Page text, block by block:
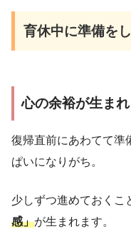
育休中に準備を
心の余裕が生ま
復帰直前にあわてて準
ぱいになりがち。
少しずつ進めておくこ
感」が生まれます。